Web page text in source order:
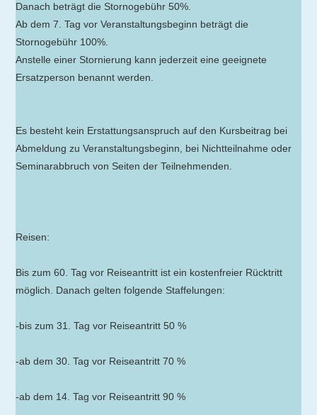
Danach beträgt die Stornogebühr 50%.
Ab dem 7. Tag vor Veranstaltungsbeginn beträgt die
Stornogebühr 100%.
Anstelle einer Stornierung kann jederzeit eine geeignete
Ersatzperson benannt werden.
Es besteht kein Erstattungsanspruch auf den Kursbeitrag bei
Abmeldung zu Veranstaltungsbeginn, bei Nichtteilnahme oder
Seminarabbruch von Seiten der Teilnehmenden.
Reisen:
Bis zum 60. Tag vor Reiseantritt ist ein kostenfreier Rücktritt
möglich. Danach gelten folgende Staffelungen:
-bis zum 31. Tag vor Reiseantritt 50 %
-ab dem 30. Tag vor Reiseantritt 70 %
-ab dem 14. Tag vor Reiseantritt 90 %